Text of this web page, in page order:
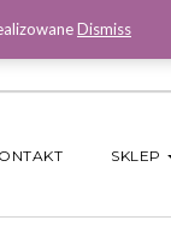
SKLEP
Dismiss